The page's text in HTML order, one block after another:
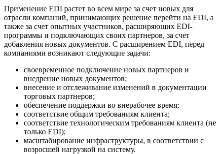
Применение EDI растет во всем мире за счет новых для
отрасли компаний, принимающих решение перейти на EDI, а
также за счет опытных участников, расширяющих EDI-
программы и подключающих своих партнеров, за счет
добавления новых документов. С расширением EDI, перед
компаниями возникают следующие задачи:
своевременное подключение новых партнеров и
внедрение новых документов;
внесение и отслеживание изменений в документации
торговых партнеров;
обеспечение поддержки во внерабочее время;
соответствие общим требованиям клиента;
соответствие технологическим требованиям клиента (не
только EDI);
масштабирование инфраструктуры, в соответствии с
возросшей нагрузкой на систему.